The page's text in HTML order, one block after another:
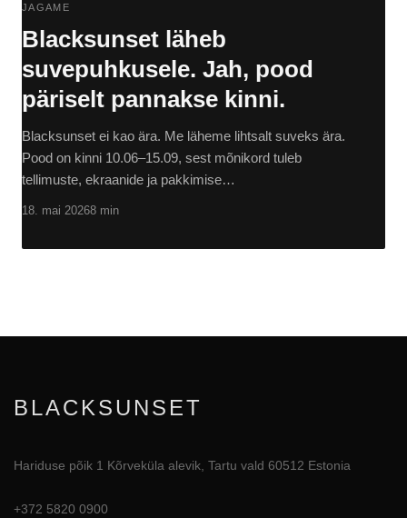
JAGAME
Blacksunset läheb
suvepuhkusele. Jah, pood
päriselt pannakse kinni.
Blacksunset ei kao ära. Me läheme lihtsalt suveks ära.
Pood on kinni 10.06–15.09, sest mõnikord tuleb
tellimuste, ekraanide ja pakkimise…
18. mai 20268 min
BLACKSUNSET
Hariduse põik 1 Kõrveküla alevik, Tartu vald 60512 Estonia
+372 5820 0900